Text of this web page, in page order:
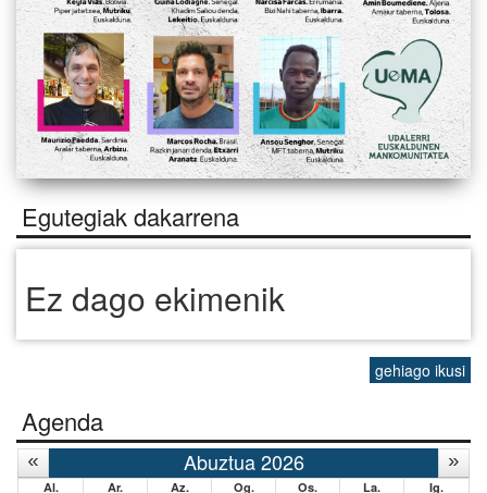
Egutegiak dakarrena
Ez dago ekimenik
gehiago ikusi
Agenda
Abuztua 2026
Al. Ar. Az. Og. Os. La. Ig.